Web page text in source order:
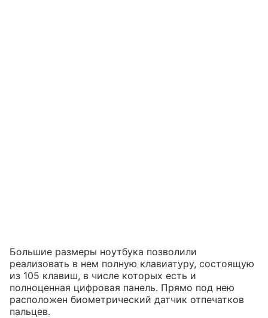
Большие размеры ноутбука позволили
реализовать в нем полную клавиатуру, состоящую
из 105 клавиш, в числе которых есть и
полноценная цифровая панель. Прямо под нею
расположен биометрический датчик отпечатков
пальцев.